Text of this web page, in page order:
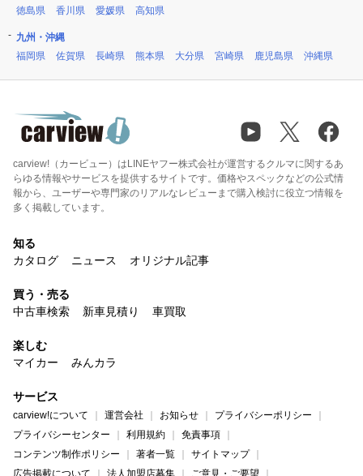
徳島県
香川県 愛媛県 高知県
九州・沖縄
福岡県
佐賀県 長崎県 熊本県 大分県 宮崎県 鹿児島県 沖縄県
carview!（カービュー）はLINEヤフー株式会社が運営するクルマに関するあ
らゆる情報やサービスを提供するサイトです。価格やスペックなどの公式情
報から、ユーザーや専門家のリアルなレビューまで購入検討に役立つ情報を
多く掲載しています。
知る
カタログ
ニュース オリジナル記事
買う・売る
中古車検索
新車見積り 車買取
楽しむ
マイカー
みんカラ
サービス
carview!について 運営会社 お知らせ
プライバシーポリシー
プライバシーセンター
利用規約
免責事項
コンテンツ制作ポリシー
著者一覧
サイトマップ